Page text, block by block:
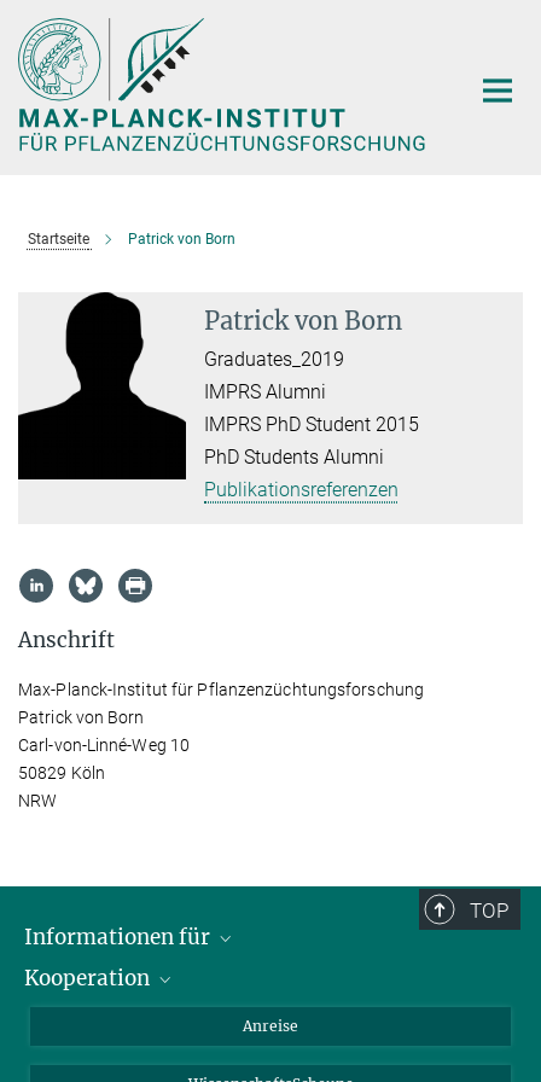
Hauptinhalt
Startseite Patrick von Born
Patrick von Born
Graduates_2019
IMPRS Alumni
IMPRS PhD Student 2015
PhD Students Alumni
Publikationsreferenzen
Anschrift
Max-Planck-Institut für Pflanzenzüchtungsforschung
Patrick von Born
Carl-von-Linné-Weg 10
50829 Köln
NRW
TOP
Informationen für
Studierende
Kooperation
Anreise